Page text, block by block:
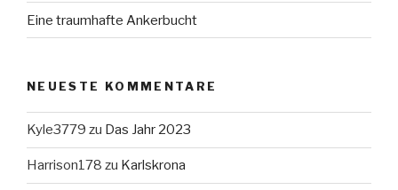
Eine traumhafte Ankerbucht
NEUESTE KOMMENTARE
Kyle3779 zu Das Jahr 2023
Harrison178 zu Karlskrona